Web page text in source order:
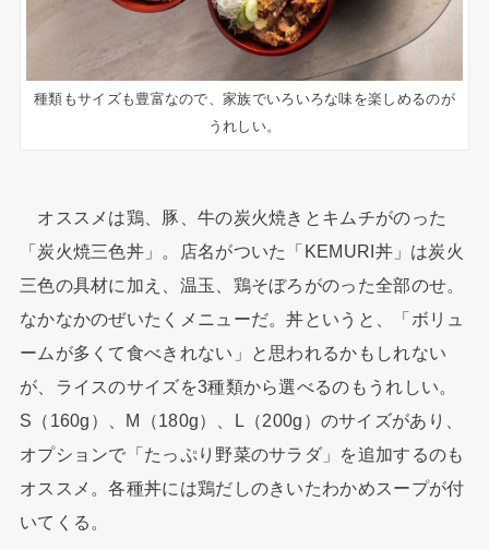
種類もサイズも豊富なので、家族でいろいろな味を楽しめるのが
うれしい。
オススメは鶏、豚、牛の炭火焼きとキムチがのった
「炭火焼三色丼」。店名がついた「KEMURI丼」は炭火
三色の具材に加え、温玉、鶏そぼろがのった全部のせ。
なかなかのぜいたくメニューだ。丼というと、「ボリュ
ームが多くて食べきれない」と思われるかもしれない
が、ライスのサイズを3種類から選べるのもうれしい。
S（160g）、M（180g）、L（200g）のサイズがあり、
オプションで「たっぷり野菜のサラダ」を追加するのも
オススメ。各種丼には鶏だしのきいたわかめスープが付
いてくる。